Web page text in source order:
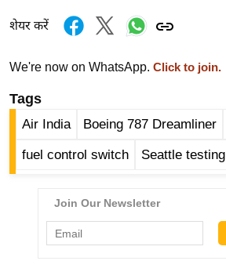
ज
त
बॉ
ली
वु
ड
शेयर करें
We're now on WhatsApp. Click to join.
Tags
Air India Boeing 787 Dreamliner
fuel control switch Seattle testing